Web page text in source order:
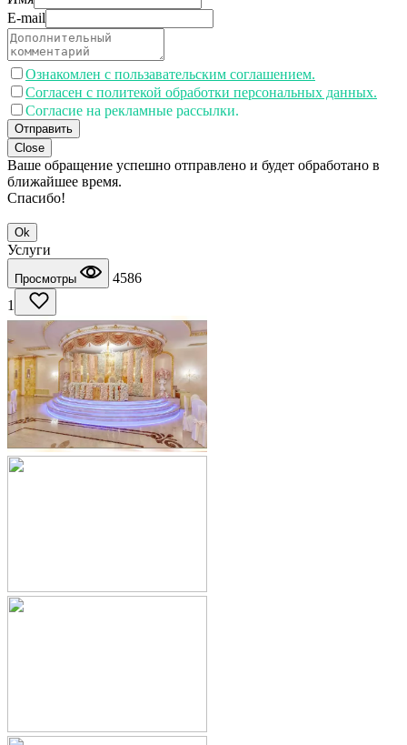
E-mail
Ознакомлен с пользавательским соглашением.
Согласен с политекой обработки персональных данных.
Согласие на рекламные рассылки.
Отправить
Close
Ваше обращение успешно отправлено и будет обработано в
ближайшее время.
Спасибо!
Ok
Услуги
Просмотры
4586
1